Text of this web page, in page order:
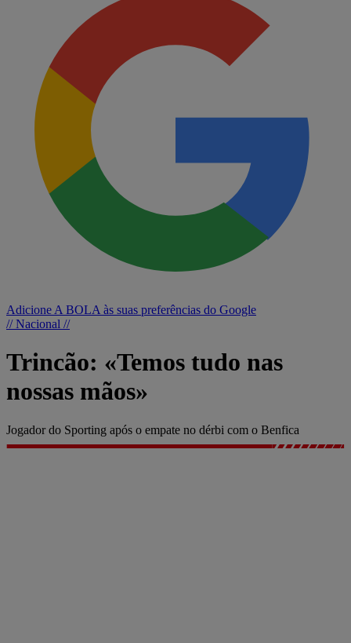
Adicione A BOLA às suas preferências do Google
// Nacional //
Trincão: «Temos tudo nas
nossas mãos»
Jogador do Sporting após o empate no dérbi com o Benfica